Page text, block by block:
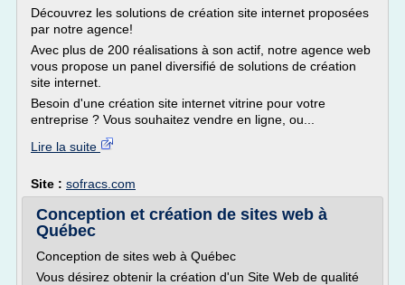
Découvrez les solutions de création site internet proposées
par notre agence!
Avec plus de 200 réalisations à son actif, notre agence web
vous propose un panel diversifié de solutions de création
site internet.
Besoin d'une création site internet vitrine pour votre
entreprise ? Vous souhaitez vendre en ligne, ou...
Lire la suite
Site : sofracs.com
Conception et création de sites web à
Québec
Conception de sites web à Québec
Vous désirez obtenir la création d'un Site Web de qualité